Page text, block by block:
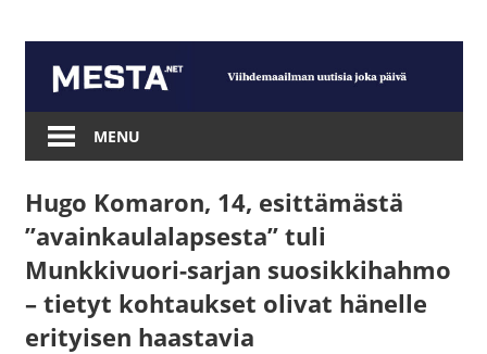
content
Mesta.net
MENU
Hugo Komaron, 14, esittämästä
”avainkaulalapsesta” tuli
Munkkivuori-sarjan suosikkihahmo
– tietyt kohtaukset olivat hänelle
erityisen haastavia